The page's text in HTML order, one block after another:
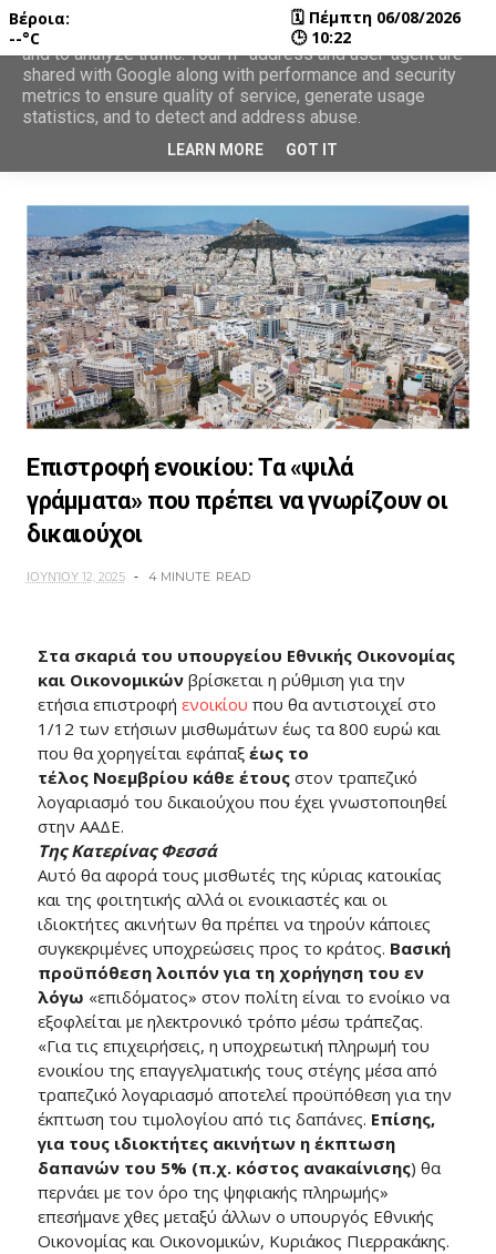
Επιστροφή ενοικίου: Τα «ψιλά
γράμματα» που πρέπει να γνωρίζουν οι
δικαιούχοι
ΙΟΥΝΊΟΥ 12, 2025 4 MINUTE READ
Στα σκαριά του υπουργείου Εθνικής Οικονομίας
και Οικονομικώνβρίσκεται η ρύθμιση για την
ετήσια επιστροφή ενοικίου που θα αντιστοιχεί στο
1/12 των ετήσιων μισθωμάτων έως τα 800 ευρώ και
που θα χορηγείται εφάπαξ έως το
τέλος Νοεμβρίου κάθε έτουςστον τραπεζικό
λογαριασμό του δικαιούχου που έχει γνωστοποιηθεί
στην ΑΑΔΕ.
Της Κατερίνας Φεσσά
Αυτό θα αφορά τους μισθωτές της κύριας κατοικίας
και της φοιτητικής αλλά οι ενοικιαστές και οι
ιδιοκτήτες ακινήτων θα πρέπει να τηρούν κάποιες
συγκεκριμένες υποχρεώσεις προς το κράτος. Βασική
προϋπόθεση λοιπόν για τη χορήγηση του εν
λόγω «επιδόματος» στον πολίτη είναι το ενοίκιο να
εξοφλείται με ηλεκτρονικό τρόπο μέσω τράπεζας.
«Για τις επιχειρήσεις, η υποχρεωτική πληρωμή του
ενοικίου της επαγγελματικής τους στέγης μέσα από
τραπεζικό λογαριασμό αποτελεί προϋπόθεση για την
έκπτωση του τιμολογίου από τις δαπάνες. Επίσης,
για τους ιδιοκτήτες ακινήτων η έκπτωση
δαπανών του 5% (π.χ. κόστος ανακαίνισης) θα
περνάει με τον όρο της ψηφιακής πληρωμής»
επεσήμανε χθες μεταξύ άλλων ο υπουργός Εθνικής
Οικονομίας και Οικονομικών, Κυριάκος Πιερρακάκης.
Βέροια:
--°C
🗓 Πέμπτη 06/08/2026
🕒 10:22
This site uses cookies from Google to deliver its services
and to analyze traffic. Your IP address and user-agent are
shared with Google along with performance and security
metrics to ensure quality of service, generate usage
statistics, and to detect and address abuse.
LEARN MORE GOT IT